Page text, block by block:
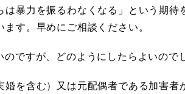
暴力を振るわなくなる」という期
す。早めにご相談ください。
ですが、どのようにしたらよいので
婚を含む）又は元配偶者である加害